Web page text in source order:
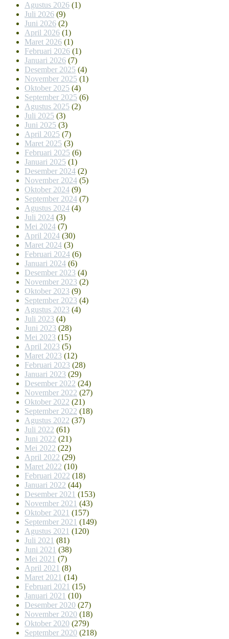
Agustus 2026 (1)
Juli 2026 (9)
Juni 2026 (2)
April 2026 (1)
Maret 2026 (1)
Februari 2026 (1)
Januari 2026 (7)
Desember 2025 (4)
November 2025 (1)
Oktober 2025 (4)
September 2025 (6)
Agustus 2025 (2)
Juli 2025 (3)
Juni 2025 (3)
April 2025 (7)
Maret 2025 (3)
Februari 2025 (6)
Januari 2025 (1)
Desember 2024 (2)
November 2024 (5)
Oktober 2024 (9)
September 2024 (7)
Agustus 2024 (4)
Juli 2024 (3)
Mei 2024 (7)
April 2024 (30)
Maret 2024 (3)
Februari 2024 (6)
Januari 2024 (6)
Desember 2023 (4)
November 2023 (2)
Oktober 2023 (9)
September 2023 (4)
Agustus 2023 (4)
Juli 2023 (4)
Juni 2023 (28)
Mei 2023 (15)
April 2023 (5)
Maret 2023 (12)
Februari 2023 (28)
Januari 2023 (29)
Desember 2022 (24)
November 2022 (27)
Oktober 2022 (21)
September 2022 (18)
Agustus 2022 (37)
Juli 2022 (61)
Juni 2022 (21)
Mei 2022 (22)
April 2022 (29)
Maret 2022 (10)
Februari 2022 (18)
Januari 2022 (44)
Desember 2021 (153)
November 2021 (43)
Oktober 2021 (157)
September 2021 (149)
Agustus 2021 (120)
Juli 2021 (81)
Juni 2021 (38)
Mei 2021 (7)
April 2021 (8)
Maret 2021 (14)
Februari 2021 (15)
Januari 2021 (10)
Desember 2020 (27)
November 2020 (18)
Oktober 2020 (279)
September 2020 (218)